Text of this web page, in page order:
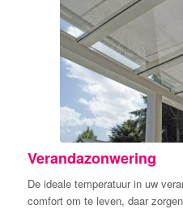
Verandazonwering
De ideale temperatuur in uw
comfort om te leven, daar